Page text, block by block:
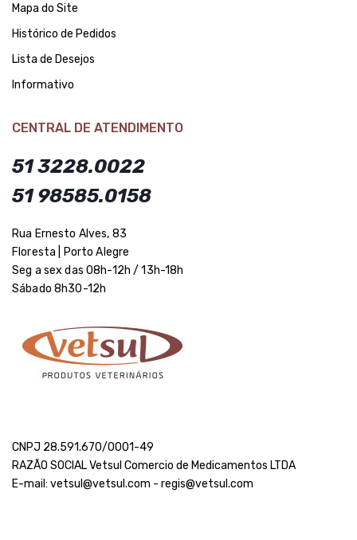
Mapa do Site
Histórico de Pedidos
Lista de Desejos
Informativo
CENTRAL DE ATENDIMENTO
51 3228.0022
51 98585.0158
Rua Ernesto Alves, 83
Floresta | Porto Alegre
Seg a sex das 08h-12h / 13h-18h
Sábado 8h30-12h
CNPJ 28.591.670/0001-49
RAZÃO SOCIAL Vetsul Comercio de Medicamentos LTDA
E-mail: vetsul@vetsul.com - regis@vetsul.com